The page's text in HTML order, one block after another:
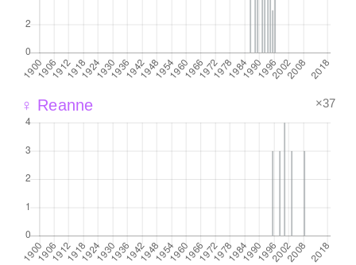
♀ Reanne ×37